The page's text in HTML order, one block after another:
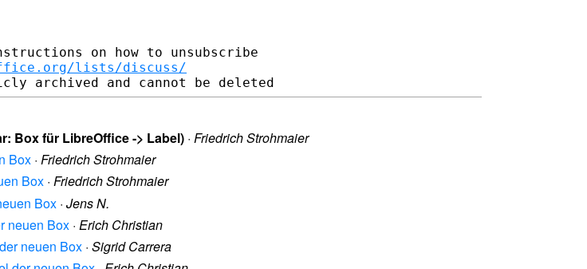
on how to unsubscribe
lists/discuss/
Box für LibreOffice -> Label) · Friedrich Strohmaier
Box · Friedrich Strohmaier
Box · Friedrich Strohmaier
Box · Jens N.
neuen Box · Erich Christian
neuen Box · Sigrid Carrera